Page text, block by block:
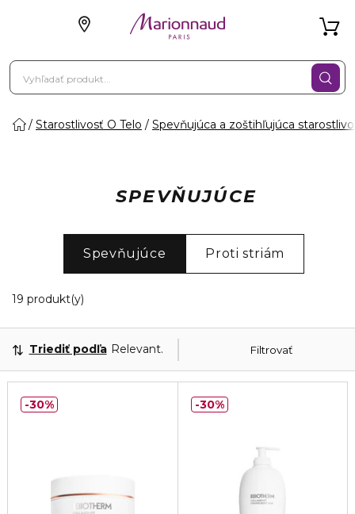
Starostlivosť O Telo Spevňujúca a zoštihľujúca
SPEVŇUJÚCE
Spevňujúce Proti striám
19 produkt(y)
Filtrovať
Triediť podľa Relevantnosť
30% 30%